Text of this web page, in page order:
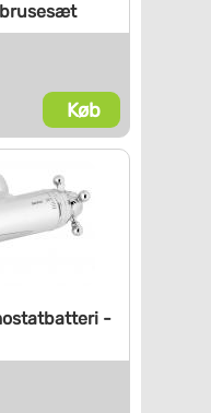
Køb
-